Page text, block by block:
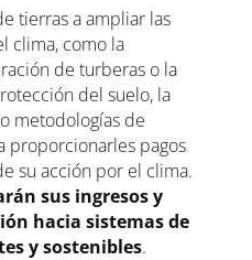
tierras a ampliar las
clima, como la
de turberas o la
del suelo, la
metodologías de
proporcionarles pagos
su acción por el clima.
sus ingresos y
hacia sistemas de
y sostenibles.